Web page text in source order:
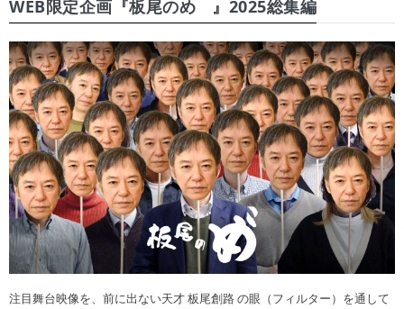
WEB限定企画『板尾のめ゙』2025総集編
注目舞台映像を、前に出ない天才 板尾創路 の眼（フィルター）を通して